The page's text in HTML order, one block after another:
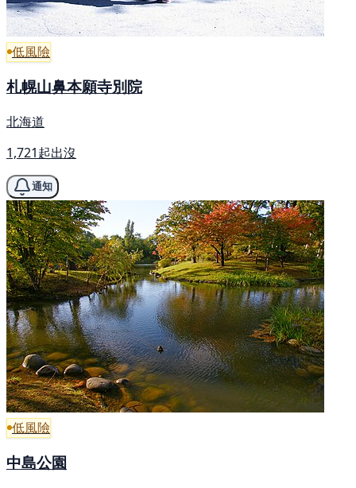
低風險
札幌山鼻本願寺別院
北海道
1,721起出沒
通知
低風險
中島公園